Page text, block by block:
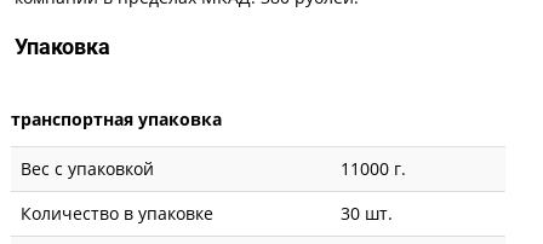
Упаковка
транспортная упаковка
Вес с упаковкой
11000 г.
Количество в упаковке
30 шт.